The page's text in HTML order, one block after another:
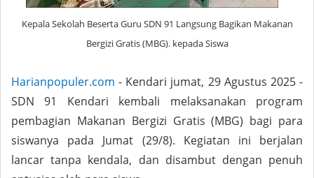
Kepala Sekolah Beserta Guru SDN 91 Langsung Bagikan Makanan
Bergizi Gratis (MBG). kepada Siswa
Harianpopuler.com - Kendari jumat, 29 Agustus 2025 -
SDN 91 Kendari kembali melaksanakan program
pembagian Makanan Bergizi Gratis (MBG) bagi para
siswanya pada Jumat (29/8). Kegiatan ini berjalan
lancar tanpa kendala, dan disambut dengan penuh